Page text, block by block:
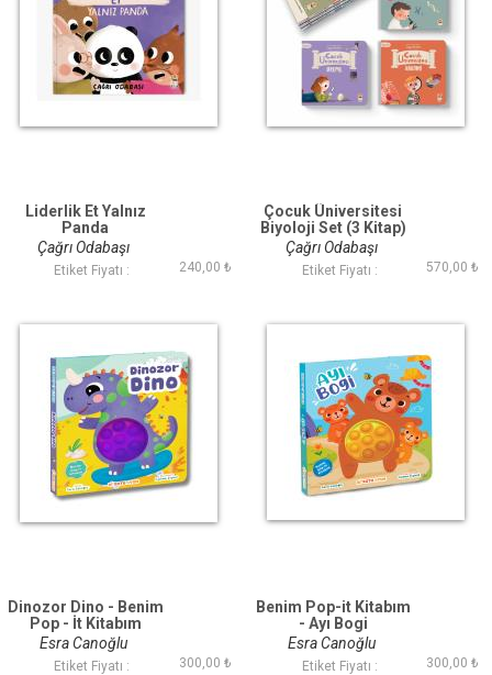
Liderlik Et Yalnız
Panda
Çağrı Odabaşı
Etiket Fiyatı : 240,00 ₺
Çocuk Üniversitesi
Biyoloji Set (3 Kitap)
Çağrı Odabaşı
Etiket Fiyatı : 570,00 ₺
Dinozor Dino - Benim
Pop - İt Kitabım
Esra Canoğlu
Etiket Fiyatı : 300,00 ₺
Benim Pop-it Kitabım
- Ayı Bogi
Esra Canoğlu
Etiket Fiyatı : 300,00 ₺